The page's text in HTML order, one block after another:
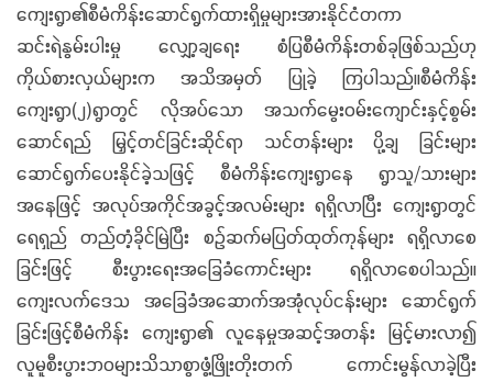
ကျေးရွာ၏စီမံကိန်းဆောင်ရွက်ထားရှိမှုများအားနိုင်ငံတကာ
ဆင်းရဲနွမ်းပါးမှု လျှော့ချရေး စံပြစီမံကိန်းတစ်ခုဖြစ်သည်ဟု
ကိုယ်စားလှယ်များက အသိအမှတ် ပြုခဲ့ ကြပါသည်။စီမံကိန်း
ကျေးရွာ(၂)ရွာတွင် လိုအပ်သော အသက်မွေးဝမ်းကျောင်းနှင့်စွမ်း
ဆောင်ရည် မြှင့်တင်ခြင်းဆိုင်ရာ သင်တန်းများ ပို့ချ ခြင်းများ
ဆောင်ရွက်ပေးနိုင်ခဲ့သဖြင့် စီမံကိန်းကျေးရွာနေ ရွာသူ/သားများ
အနေဖြင့် အလုပ်အကိုင်အခွင့်အလမ်းများ ရရှိလာပြီး ကျေးရွာတွင်
ရေရှည် တည်တံ့ခိုင်မြဲပြီး စဉ်ဆက်မပြတ်ထုတ်ကုန်များ ရရှိလာစေ
ခြင်းဖြင့် စီးပွားရေးအခြေခံကောင်းများ ရရှိလာစေပါသည်။
ကျေးလက်ဒေသ အခြေခံအဆောက်အအုံလုပ်ငန်းများ ဆောင်ရွက်
ခြင်းဖြင့်စီမံကိန်း ကျေးရွာ၏ လူနေမှုအဆင့်အတန်း မြင့်မားလာ၍
လူမူစီးပွားဘဝများသိသာစွာဖွံ့ဖြိုးတိုးတက် ကောင်းမွန်လာခဲ့ပြီး